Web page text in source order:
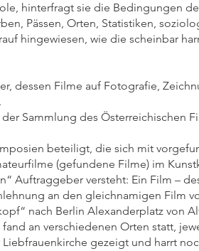
hinterfragt sie die Bedingungen
Pässen, Orten, Statistiken,
hingewiesen, wie die scheinbar
dessen Filme auf Fotografie,
Sammlung des Österreichischen
beteiligt, die sich mit
(gefundene Filme) im
Auftraggeber versteht: Ein Film –
an den gleichnamigen Film
nach Berlin Alexanderplatz von
an verschiedenen Orten statt,
gezeigt und harrt